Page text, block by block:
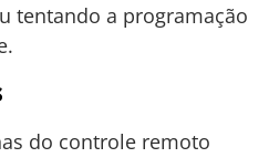
tentando a programação
do controle remoto